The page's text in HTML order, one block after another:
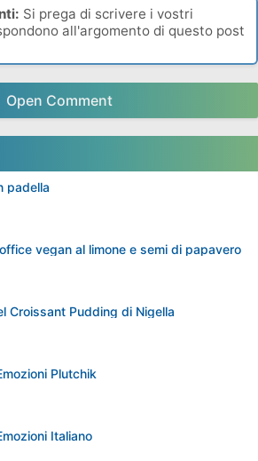
Si prega di scrivere i vostri
all'argomento di questo post
Open Comment
padella
vegan al limone e semi di papavero
Croissant Pudding di Nigella
Plutchik
Italiano